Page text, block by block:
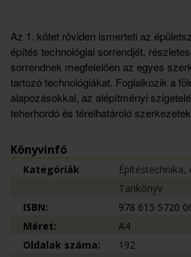
Az 1. kötet röviden ismerteti az
építés technológiai sorrendjét,
sorrendnek megfelelően az egyes
tartozó technológiákat. Foglalkozik a
alapozásokkal, az alépítményi
teherhordó és térelhatároló
Könyvinfó
Kategóriák
Tankönyv
ISBN:
978 615 5720
Méret:
A4
Oldalak száma:
192